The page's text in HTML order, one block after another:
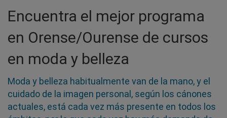
Encuentra el mejor programa
en Orense/Ourense de cursos
en moda y belleza
Moda y belleza habitualmente van de la mano, y el
cuidado de la imagen personal, según los cánones
actuales, está cada vez más presente en todos los